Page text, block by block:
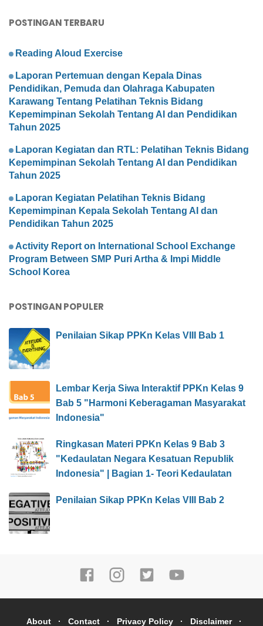
POSTINGAN TERBARU
Reading Aloud Exercise
Laporan Pertemuan dengan Kepala Dinas
Pendidikan, Pemuda dan Olahraga Kabupaten
Karawang Tentang Pelatihan Teknis Bidang
Kepemimpinan Sekolah Tentang AI dan Pendidikan
Tahun 2025
Laporan Kegiatan dan RTL: Pelatihan Teknis Bidang
Kepemimpinan Sekolah Tentang AI dan Pendidikan
Tahun 2025
Laporan Kegiatan Pelatihan Teknis Bidang
Kepemimpinan Kepala Sekolah Tentang AI dan
Pendidikan Tahun 2025
Activity Report on International School Exchange
Program Between SMP Puri Artha & Impi Middle
School Korea
POSTINGAN POPULER
Penilaian Sikap PPKn Kelas VIII Bab 1
Lembar Kerja Siwa Interaktif PPKn Kelas 9
Bab 5 "Harmoni Keberagaman Masyarakat
Indonesia"
Ringkasan Materi PPKn Kelas 9 Bab 3
"Kedaulatan Negara Kesatuan Republik
Indonesia" | Bagian 1- Teori Kedaulatan
Penilaian Sikap PPKn Kelas VIII Bab 2
About Contact Privacy Policy Disclaimer